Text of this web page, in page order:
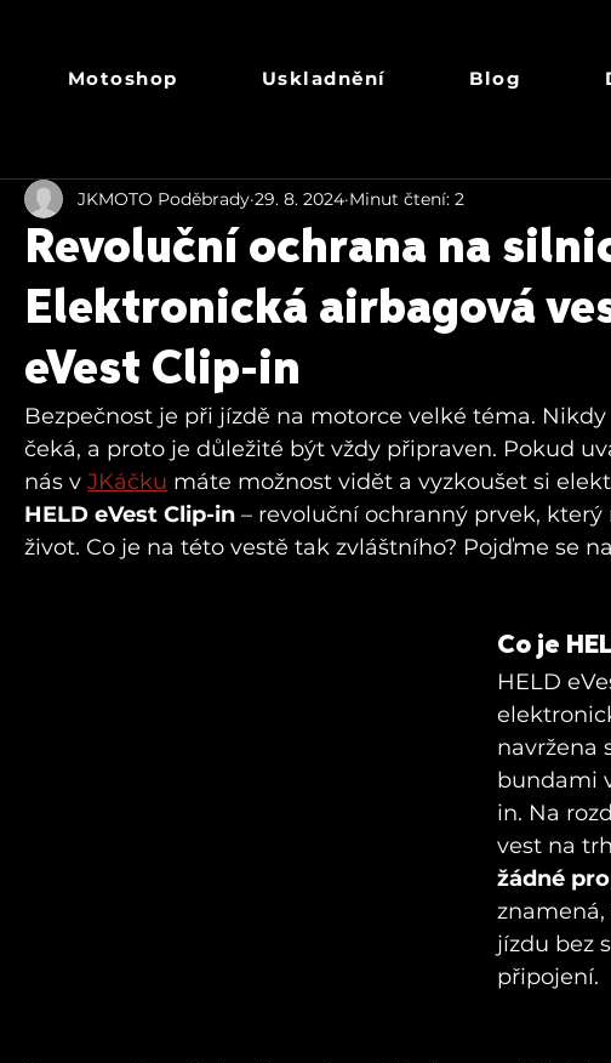
Motoshop Uskladnění Blog
Revoluční ochrana na
Elektronická airbagová
eVest Clip-in
JKMOTO Poděbrady 29. 8. 2024 Minut čtení: 2
Bezpečnost je při jízdě na motorce velké téma.
čeká, a proto je důležité být vždy připraven. Pokud
nás v JKáčku máte možnost vidět a vyzkoušet si
HELD eVest Clip-in – revoluční ochranný prvek,
život. Co je na této vestě tak zvláštního? Pojďme se
Co je
HELD
navržena
bundami
in. Na
vest na
žádné
znamená,
jízdu bez
připojení.